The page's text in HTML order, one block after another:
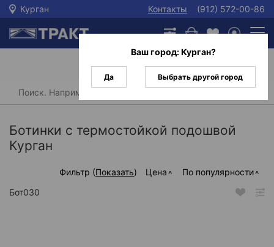
Курган Контакты (912) 572-00-86
Главная / / Спецобувь / Ботинки /
Ботинки с термостойкой подошвой
Ботинки с термостойкой подошвой
Курган
Фильтр (Показать) Цена
По популярности
Бот030
Ваш город:Курган?
Да Выбрать другой город